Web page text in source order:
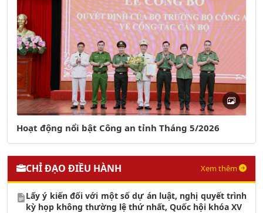
Hoạt động nổi bật Công an tỉnh Tháng 5/2026
CHỈ ĐẠO ĐIỀU HÀNH Xem thêm
Lấy ý kiến đối với một số dự án luật, nghị quyết trình
kỳ họp không thường lệ thứ nhất, Quốc hội khóa XV